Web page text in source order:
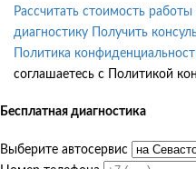
Рассчитать стоимость работы
диагностику
Получить
Политика
соглашаетесь с Политикой
Бесплатная диагностика
Выберите автосервис